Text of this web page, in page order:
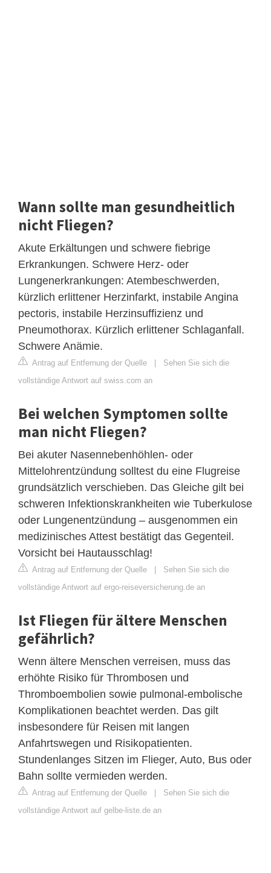
Wann sollte man gesundheitlich
nicht Fliegen?
Akute Erkältungen und schwere fiebrige
Erkrankungen. Schwere Herz- oder
Lungenerkrankungen: Atembeschwerden,
kürzlich erlittener Herzinfarkt, instabile Angina
pectoris, instabile Herzinsuffizienz und
Pneumothorax. Kürzlich erlittener Schlaganfall.
Schwere Anämie.
Antrag auf Entfernung der Quelle | Sehen Sie sich die
vollständige Antwort auf swiss.com an
Bei welchen Symptomen sollte
man nicht Fliegen?
Bei akuter Nasennebenhöhlen- oder
Mittelohrentzündung solltest du eine Flugreise
grundsätzlich verschieben. Das Gleiche gilt bei
schweren Infektionskrankheiten wie Tuberkulose
oder Lungenentzündung – ausgenommen ein
medizinisches Attest bestätigt das Gegenteil.
Vorsicht bei Hautausschlag!
Antrag auf Entfernung der Quelle | Sehen Sie sich die
vollständige Antwort auf ergo-reiseversicherung.de an
Ist Fliegen für ältere Menschen
gefährlich?
Wenn ältere Menschen verreisen, muss das
erhöhte Risiko für Thrombosen und
Thromboembolien sowie pulmonal-embolische
Komplikationen beachtet werden. Das gilt
insbesondere für Reisen mit langen
Anfahrtswegen und Risikopatienten.
Stundenlanges Sitzen im Flieger, Auto, Bus oder
Bahn sollte vermieden werden.
Antrag auf Entfernung der Quelle | Sehen Sie sich die
vollständige Antwort auf gelbe-liste.de an